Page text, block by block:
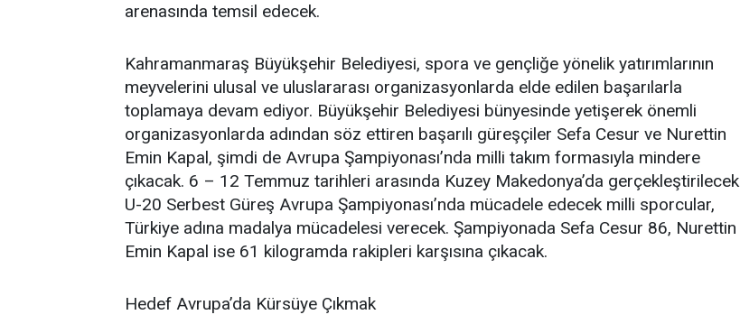
arenasında temsil edecek.
Kahramanmaraş Büyükşehir Belediyesi, spora ve gençliğe yönelik yatırımlarının
meyvelerini ulusal ve uluslararası organizasyonlarda elde edilen başarılarla
toplamaya devam ediyor. Büyükşehir Belediyesi bünyesinde yetişerek önemli
organizasyonlarda adından söz ettiren başarılı güreşçiler Sefa Cesur ve Nurettin
Emin Kapal, şimdi de Avrupa Şampiyonası’nda milli takım formasıyla mindere
çıkacak. 6 – 12 Temmuz tarihleri arasında Kuzey Makedonya’da gerçekleştirilecek
U-20 Serbest Güreş Avrupa Şampiyonası’nda mücadele edecek milli sporcular,
Türkiye adına madalya mücadelesi verecek. Şampiyonada Sefa Cesur 86, Nurettin
Emin Kapal ise 61 kilogramda rakipleri karşısına çıkacak.
Hedef Avrupa’da Kürsüye Çıkmak